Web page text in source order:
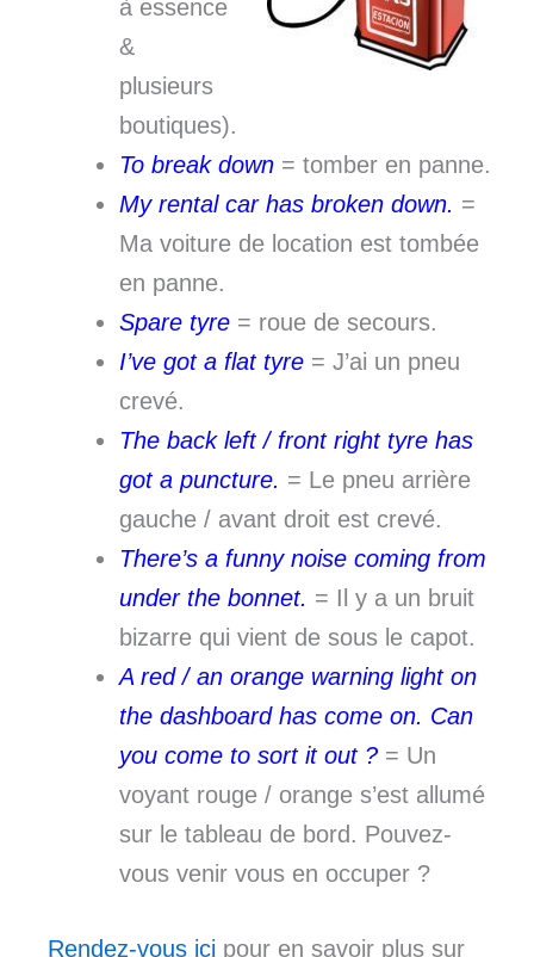
à essence
&
plusieurs
boutiques).
To break down = tomber en panne.
My rental car has broken down. =
Ma voiture de location est tombée
en panne.
Spare tyre = roue de secours.
I’ve got a flat tyre = J’ai un pneu
crevé.
The back left / front right tyre has
got a puncture. = Le pneu arrière
gauche / avant droit est crevé.
There’s a funny noise coming from
under the bonnet. = Il y a un bruit
bizarre qui vient de sous le capot.
A red / an orange warning light on
the dashboard has come on. Can
you come to sort it out ? = Un
voyant rouge / orange s’est allumé
sur le tableau de bord. Pouvez-
vous venir vous en occuper ?
Rendez-vous ici pour en savoir plus sur